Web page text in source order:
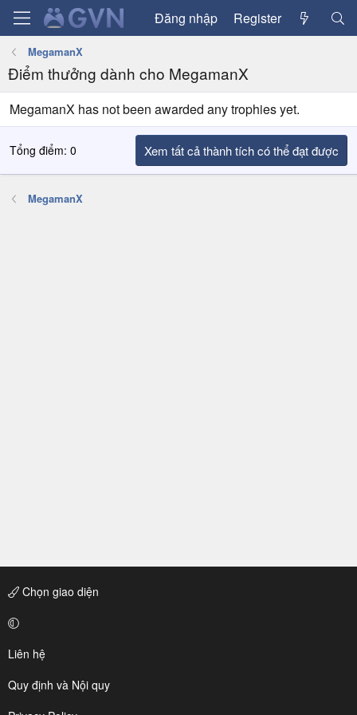
Đăng nhập Register
MegamanX
Điểm thưởng dành cho MegamanX
MegamanX has not been awarded any trophies yet.
Tổng điểm: 0 Xem tất cả thành tích có thể đạt được
MegamanX
Chọn giao diện
Liên hệ
Quy định và Nội quy